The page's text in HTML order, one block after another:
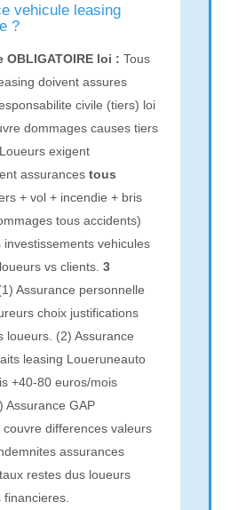
vehicule leasing
?
OBLIGATOIRE loi : Tous
doivent assures
civile (tiers) loi
dommages causes tiers
exigent
assurances tous
+ vol + incendie + bris
tous accidents)
investissements vehicules
vs clients. 3
Assurance personnelle
choix justifications
loueurs. (2) Assurance
leasing Loueruneauto
+40-80 euros/mois
Assurance GAP
couvre differences valeurs
assurances
restes dus loueurs